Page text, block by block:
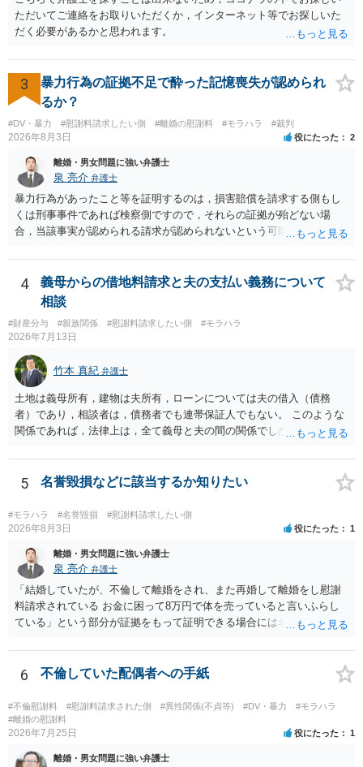
ただいてご連絡をお取りいただくか，インターネット等でお探しいた
だく必要があるかと思われます。
3
暴力行為の証拠不足で酔った記憶喪失が認められ
るか？
#DV・暴力 #慰謝料請求したい側 #離婚の慰謝料 #モラハラ #裁判
2026年8月3日 役にたった 2
離婚・男女問題に強い弁護士
泉 亮介 弁護士
暴力行為があったこと等を証明するのは，損害賠償を請求する側もし
くは刑事事件であれば検察側ですので，それらの証拠が殆どない場
合，当該事実が認められる請求が認められないという可能性はあるで
4
義母からの借地料請求と夫の支払い義務について
相談
#財産分与 #親族関係 #慰謝料請求したい側 #モラハラ
2026年7月13日
竹本 真紀 弁護士
土地は義母所有，建物は夫所有，ローンについては夫の借入（債務
者）であり，相談者は，債務者でも連帯保証人でもない。 このような
関係であれば，法律上は，全て義母と夫の間の関係でしかありませ
せる）がされていたのでしょうかね。 いずれにしても，使用貸借では
なくて賃貸借にするというのであれば，夫と義母の関係でしかありま
せん。 これが法律上の話です。 「夫にこうなったのはお前のせいなん
だからお前が払えよ！と怒鳴られました。」 こうなった経緯は不明で
すが，法律上は，夫と義母の間の話ですから，二人で賃料等の合意を
をしない場合に，義母がどのような選択をするかは，義母の判断でし
かありません（抵当権の解除の話をしているようですが）。 夫が賃料
の支払を相談者に請求したとしても，法律上の支払義務は生じませ
ん。変な賃貸借契約書（なぜか，賃借人が相談者になっているなど）
が作成されない限り，相談者に負担は生じないのです。にもかかわら
除は，金融機関（担保権者）の方が応じることがないと思います。ロ
（おそらく，建物も共同担保に入っていると思うので，競売自体はさ
ほど問題ありません。）売却代金が建物のローンに充当され，残額は
名義人である夫に請求されることになります。相談者は，債務に関係
なく，連帯保証人でもありませんので，負担する理由がありません。
5 名誉毀損などに該当するか知りたい
#モラハラ #名誉毀損 #慰謝料請求したい側
2026年8月3日 役にたった 1
離婚・男女問題に強い弁護士
泉 亮介 弁護士
「結婚していたが、不倫して離婚をされ、また再婚して離婚をし慰謝
料請求されている お金に困って8万円で体を売っていると言いふらし
ている」という部分が証拠をもって証明できる場合には名誉権侵害や
ょう。 既に弁護士にご依頼されているとのことですので，依頼中の弁
護士と打ち合わせの末どのように対応するかを決められると良いでし
6 不倫していた配偶者への手紙
#不倫慰謝料 #慰謝料請求された側 #異性関係(不貞等) #DV・暴力
#モラハラ
#離婚の慰謝料
2026年7月25日 役にたった 1
離婚・男女問題に強い弁護士